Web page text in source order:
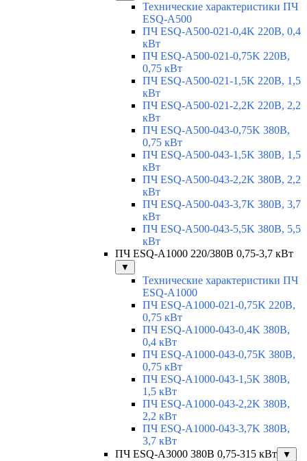
Технические характеристики ПЧ
ESQ-A500
ПЧ ESQ-A500-021-0,4K 220В, 0,4
кВт
ПЧ ESQ-A500-021-0,75K 220В,
0,75 кВт
ПЧ ESQ-A500-021-1,5K 220В, 1,5
кВт
ПЧ ESQ-A500-021-2,2K 220В, 2,2
кВт
ПЧ ESQ-A500-043-0,75K 380В,
0,75 кВт
ПЧ ESQ-A500-043-1,5K 380В, 1,5
кВт
ПЧ ESQ-A500-043-2,2K 380В, 2,2
кВт
ПЧ ESQ-A500-043-3,7K 380В, 3,7
кВт
ПЧ ESQ-A500-043-5,5K 380В, 5,5
кВт
ПЧ ESQ-A1000 220/380В 0,75-3,7 кВт
▼
Технические характеристики ПЧ
ESQ-A1000
ПЧ ESQ-A1000-021-0,75K 220В,
0,75 кВт
ПЧ ESQ-A1000-043-0,4K 380В,
0,4 кВт
ПЧ ESQ-A1000-043-0,75K 380В,
0,75 кВт
ПЧ ESQ-A1000-043-1,5K 380В,
1,5 кВт
ПЧ ESQ-A1000-043-2,2K 380В,
2,2 кВт
ПЧ ESQ-A1000-043-3,7K 380В,
3,7 кВт
ПЧ ESQ-A3000 380В 0,75-315 кВт
▼